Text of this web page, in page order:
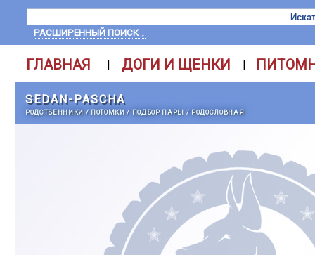
РАСШИРЕННЫЙ ПОИСК ↓
ГЛАВНАЯ | ДОГИ И ЩЕНКИ |
SEDAN-PASCHA
РОДСТВЕННИКИ / ПОТОМКИ/ ПОДБОР ПАРЫ / РОДОСЛОВНАЯ